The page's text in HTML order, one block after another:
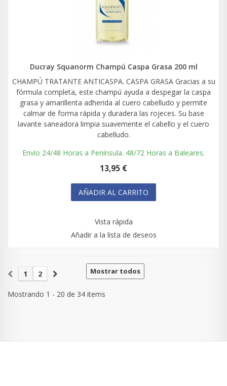
Ducray Squanorm Champú Caspa Grasa 200 ml
CHAMPÚ TRATANTE ANTICASPA. CASPA GRASA Gracias a su
fórmula completa, este champú ayuda a despegar la caspa
grasa y amarillenta adherida al cuero cabelludo y permite
calmar de forma rápida y duradera las rojeces. Su base
lavante saneadora limpia suavemente el cabello y el cuero
cabelludo.
Envío 24/48 Horas a Península. 48/72 Horas a Baleares.
13,95 €
AÑADIR AL CARRITO
Vista rápida
Añadir a la lista de deseos
Mostrar todos
1 2
Mostrando 1 - 20 de 34 items